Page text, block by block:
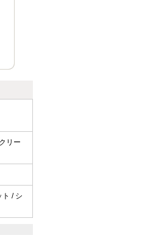
リー
/ シ